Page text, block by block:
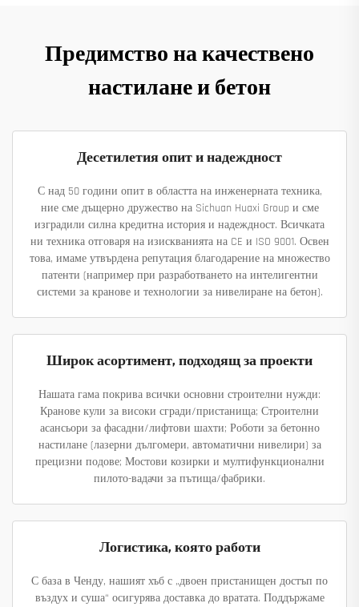
Предимство на качествено
настилане и бетон
Десетилетия опит и надеждност
С над 50 години опит в областта на инженерната техника,
ние сме дъщерно дружество на Sichuan Huaxi Group и сме
изградили силна кредитна история и надеждност. Всичката
ни техника отговаря на изискванията на CE и ISO 9001. Освен
това, имаме утвърдена репутация благодарение на множество
патенти (например при разработването на интелигентни
системи за кранове и технологии за нивелиране на бетон).
Широк асортимент, подходящ за проекти
Нашата гама покрива всички основни строителни нужди:
Кранове кули за високи сгради/пристанища; Строителни
асансьори за фасадни/лифтови шахти; Роботи за бетонно
настилане (лазерни дългомери, автоматични нивелири) за
прецизни подове; Мостови козирки и мултифункционални
пилото-вадачи за пътища/фабрики.
Логистика, която работи
С база в Ченду, нашият хъб с „двоен пристанищен достъп по
въздух и суша“ осигурява доставка до вратата. Поддържаме